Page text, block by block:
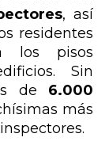
, así
residentes
los pisos
Sin
de 6.000
más